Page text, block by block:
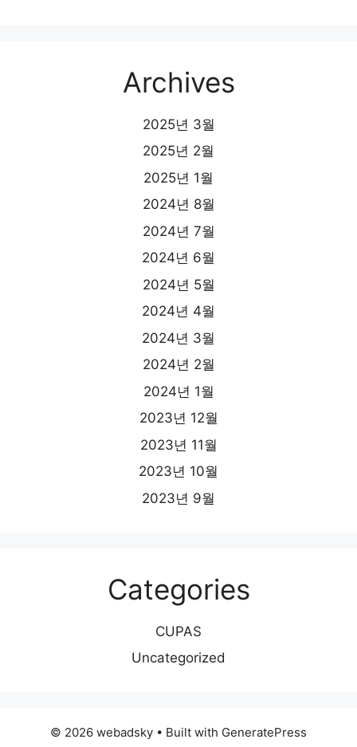
Archives
2025년 3월
2025년 2월
2025년 1월
2024년 8월
2024년 7월
2024년 6월
2024년 5월
2024년 4월
2024년 3월
2024년 2월
2024년 1월
2023년 12월
2023년 11월
2023년 10월
2023년 9월
Categories
CUPAS
Uncategorized
© 2026 webadsky • Built with GeneratePress